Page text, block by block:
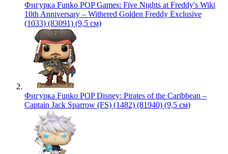
Фигурка Funko POP Games: Five Nights at Freddy's Wiki
10th Anniversary – Withered Golden Freddy Exclusive
(1033) (83091) (9,5 см)
Фигурка Funko POP Disney: Pirates of the Caribbean –
Captain Jack Sparrow (FS) (1482) (81940) (9,5 см)